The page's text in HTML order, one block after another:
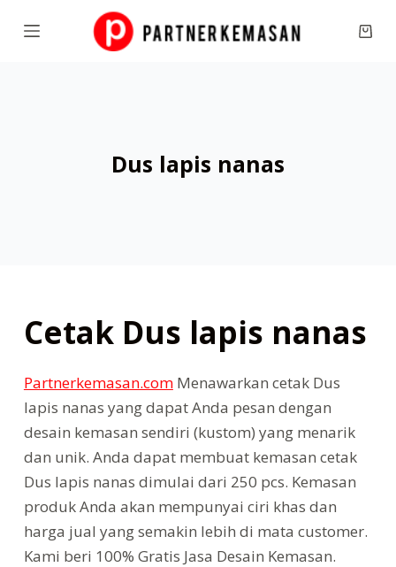
S
Dus lapis nanas
Cetak Dus lapis nanas
Partnerkemasan.comMenawarkan cetak Dus
lapis nanas yang dapat Anda pesan dengan
desain kemasan sendiri (kustom) yang menarik
dan unik. Anda dapat membuat kemasan cetak
Dus lapis nanas dimulai dari 250 pcs. Kemasan
produk Anda akan mempunyai ciri khas dan
harga jual yang semakin lebih di mata customer.
Kami beri 100% Gratis Jasa Desain Kemasan.